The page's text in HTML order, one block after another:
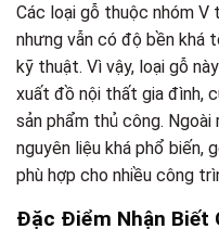
Các loại gỗ thuộc nhóm V
nhưng vẫn có độ bền khá
kỹ thuật. Vì vậy, loại gỗ
xuất đồ nội thất gia đình,
sản phẩm thủ công. Ngoài
nguyên liệu khá phổ biến,
phù hợp cho nhiều công
Đặc Điểm Nhận Biết